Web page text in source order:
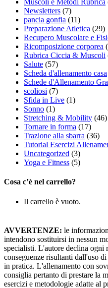
Muscoli e Metodi Rubrica
Newsletters (7)
pancia gonfia (11)
Preparazione Atletica (29)
Recupero Muscolare e
Ricomposizione corporea
Rubrica Ciccia & Muscoli
Salute (57)
Scheda d'allenamento casa
Schede d'Allenamento
scoliosi (7)
Sfida in Live (1)
Sonno (1)
Stretching & Mobility (46)
Tornare in forma (17)
Trazione alla sbarra (36)
Tutorial Esercizi
Uncategorized (3)
Yoga e Fitness (5)
Cosa c’è nel carrello?
Il carrello è vuoto.
AVVERTENZE: le
intendono sostituirsi in nessun
specialisti. L'autore declina ogni
conseguenze risultanti dall'uso
in pratica. L'allenamento con
consiglia pertanto di prestare la
esercizi e metodologie adatte al